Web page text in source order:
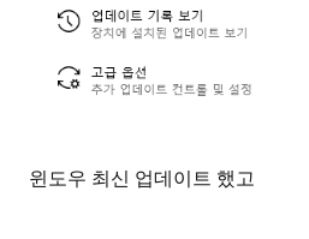
윈도우 최신 업데이트 했고